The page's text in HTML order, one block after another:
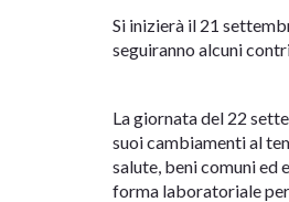
Si inizierà il 21
seguiranno alcuni
La giornata del 22
suoi cambiamenti al
salute, beni comuni
forma laboratoriale